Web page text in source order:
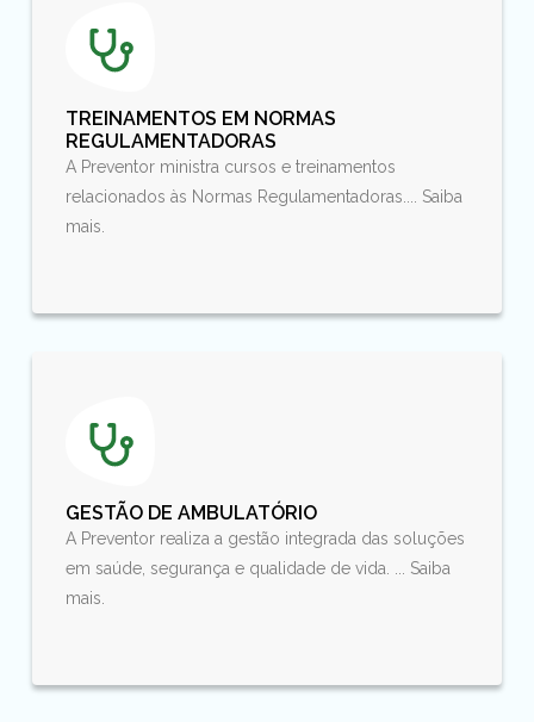
TREINAMENTOS EM NORMAS
REGULAMENTADORAS
A Preventor ministra cursos e treinamentos
relacionados às Normas Regulamentadoras.... Saiba
mais.
GESTÃO DE AMBULATÓRIO
A Preventor realiza a gestão integrada das soluções
em saúde, segurança e qualidade de vida. ... Saiba
mais.